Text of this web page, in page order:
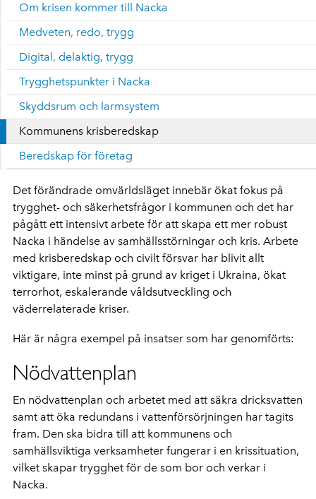
Om krisen kommer till Nacka
Medveten, redo, trygg
Digital, delaktig, trygg
Trygghetspunkter i Nacka
Skyddsrum och larmsystem
Kommunens krisberedskap
Beredskap för företag
Det förändrade omvärldsläget innebär ökat fokus på
trygghet- och säkerhetsfrågor i kommunen och det har
pågått ett intensivt arbete för att skapa ett mer robust
Nacka i händelse av samhällsstörningar och kris. Arbete
med krisberedskap och civilt försvar har blivit allt
viktigare, inte minst på grund av kriget i Ukraina, ökat
terrorhot, eskalerande våldsutveckling och
väderrelaterade kriser.
Här är några exempel på insatser som har genomförts:
Nödvattenplan
En nödvattenplan och arbetet med att säkra dricksvatten
samt att öka redundans i vattenförsörjningen har tagits
fram. Den ska bidra till att kommunens och
samhällsviktiga verksamheter fungerar i en krissituation,
vilket skapar trygghet för de som bor och verkar i
Nacka.